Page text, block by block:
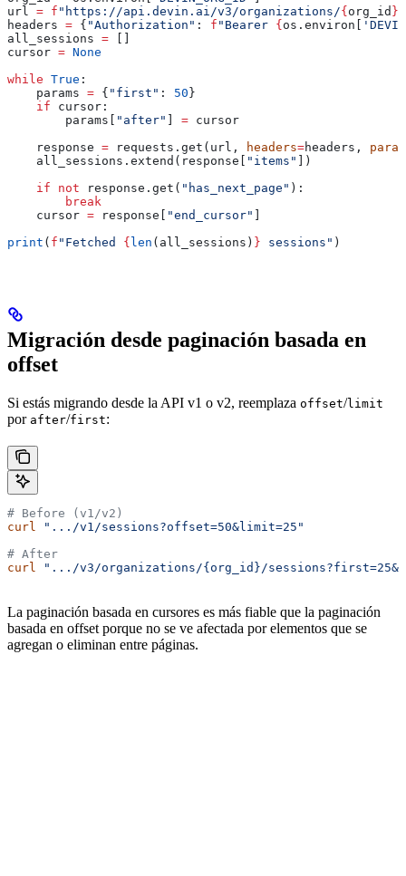
url = f "https://api.devin.ai/v3/organizations/{ org_id }
headers = { "Authorization" : f "Bearer { os.environ[
all_sessions =
cursor = None
while True :
    params
= { "first" : 50 }
    if
cursor:
        params[
"after" = cursor
    response
= requests.get(url, headers=headers,
    all_sessions.extend(response[
"items"
])
    if
not response.get( "has_next_page" ):
        break
    cursor
= response[ "end_cursor"
print ( f "Fetched { len (all_sessions) } sessions" )
Migración desde paginación basada en
offset
Si estás migrando desde la API v1 o v2, reemplaza offset/limit
por after/first:
# Before (v1/v2)
curl ".../v1/sessions?offset=50&limit=25"
# After
curl ".../v3/organizations/{org_id}/
La paginación basada en cursores es más fiable que la paginación
basada en offset porque no se ve afectada por elementos que se
agregan o eliminan entre páginas.